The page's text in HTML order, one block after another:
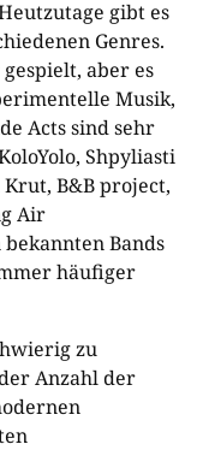
gibt es
Genres.
aber es
Musik,
Acts sind sehr
Shpyliasti
B&B project,
Air
Bands
häufiger
zu
Anzahl der